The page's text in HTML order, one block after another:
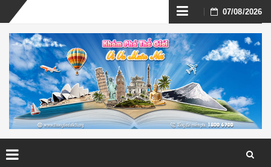
Skip
to
content
07/08/2026